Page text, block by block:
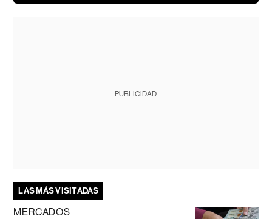
PUBLICIDAD
LAS MÁS VISITADAS
MERCADOS